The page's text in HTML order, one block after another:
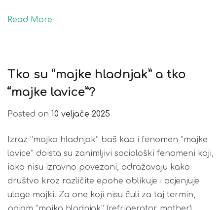
Read More
Tko su “majke hladnjak” a tko
“majke lavice”?
Posted on 10 veljače 2025
Izraz “majka hladnjak” baš kao i fenomen “majke
lavice” doista su zanimljivi sociološki fenomeni koji,
iako nisu izravno povezani, odražavaju kako
društvo kroz različite epohe oblikuje i ocjenjuje
uloge majki. Za one koji nisu čuli za taj termin,